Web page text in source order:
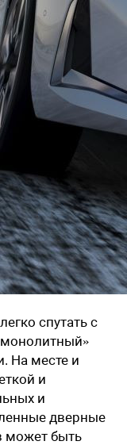
спутать с
На месте и
и
и
дверные
может быть